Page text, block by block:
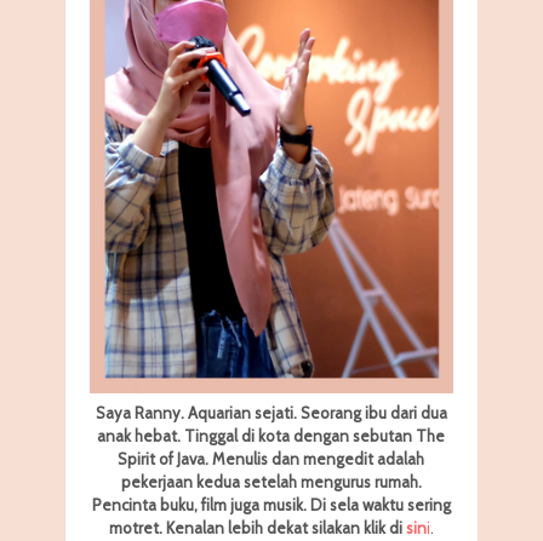
Saya Ranny. Aquarian sejati. Seorang ibu dari dua
anak hebat. Tinggal di kota dengan sebutan The
Spirit of Java. Menulis dan mengedit adalah
pekerjaan kedua setelah mengurus rumah.
Pencinta buku, film juga musik. Di sela waktu sering
motret. Kenalan lebih dekat silakan klik disini